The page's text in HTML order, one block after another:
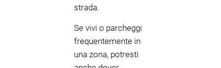
strada.
Se vivi o parcheggi
frequentemente in
una zona, potresti